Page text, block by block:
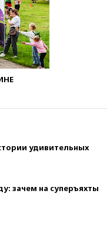
удивительных
зачем на суперъяхты